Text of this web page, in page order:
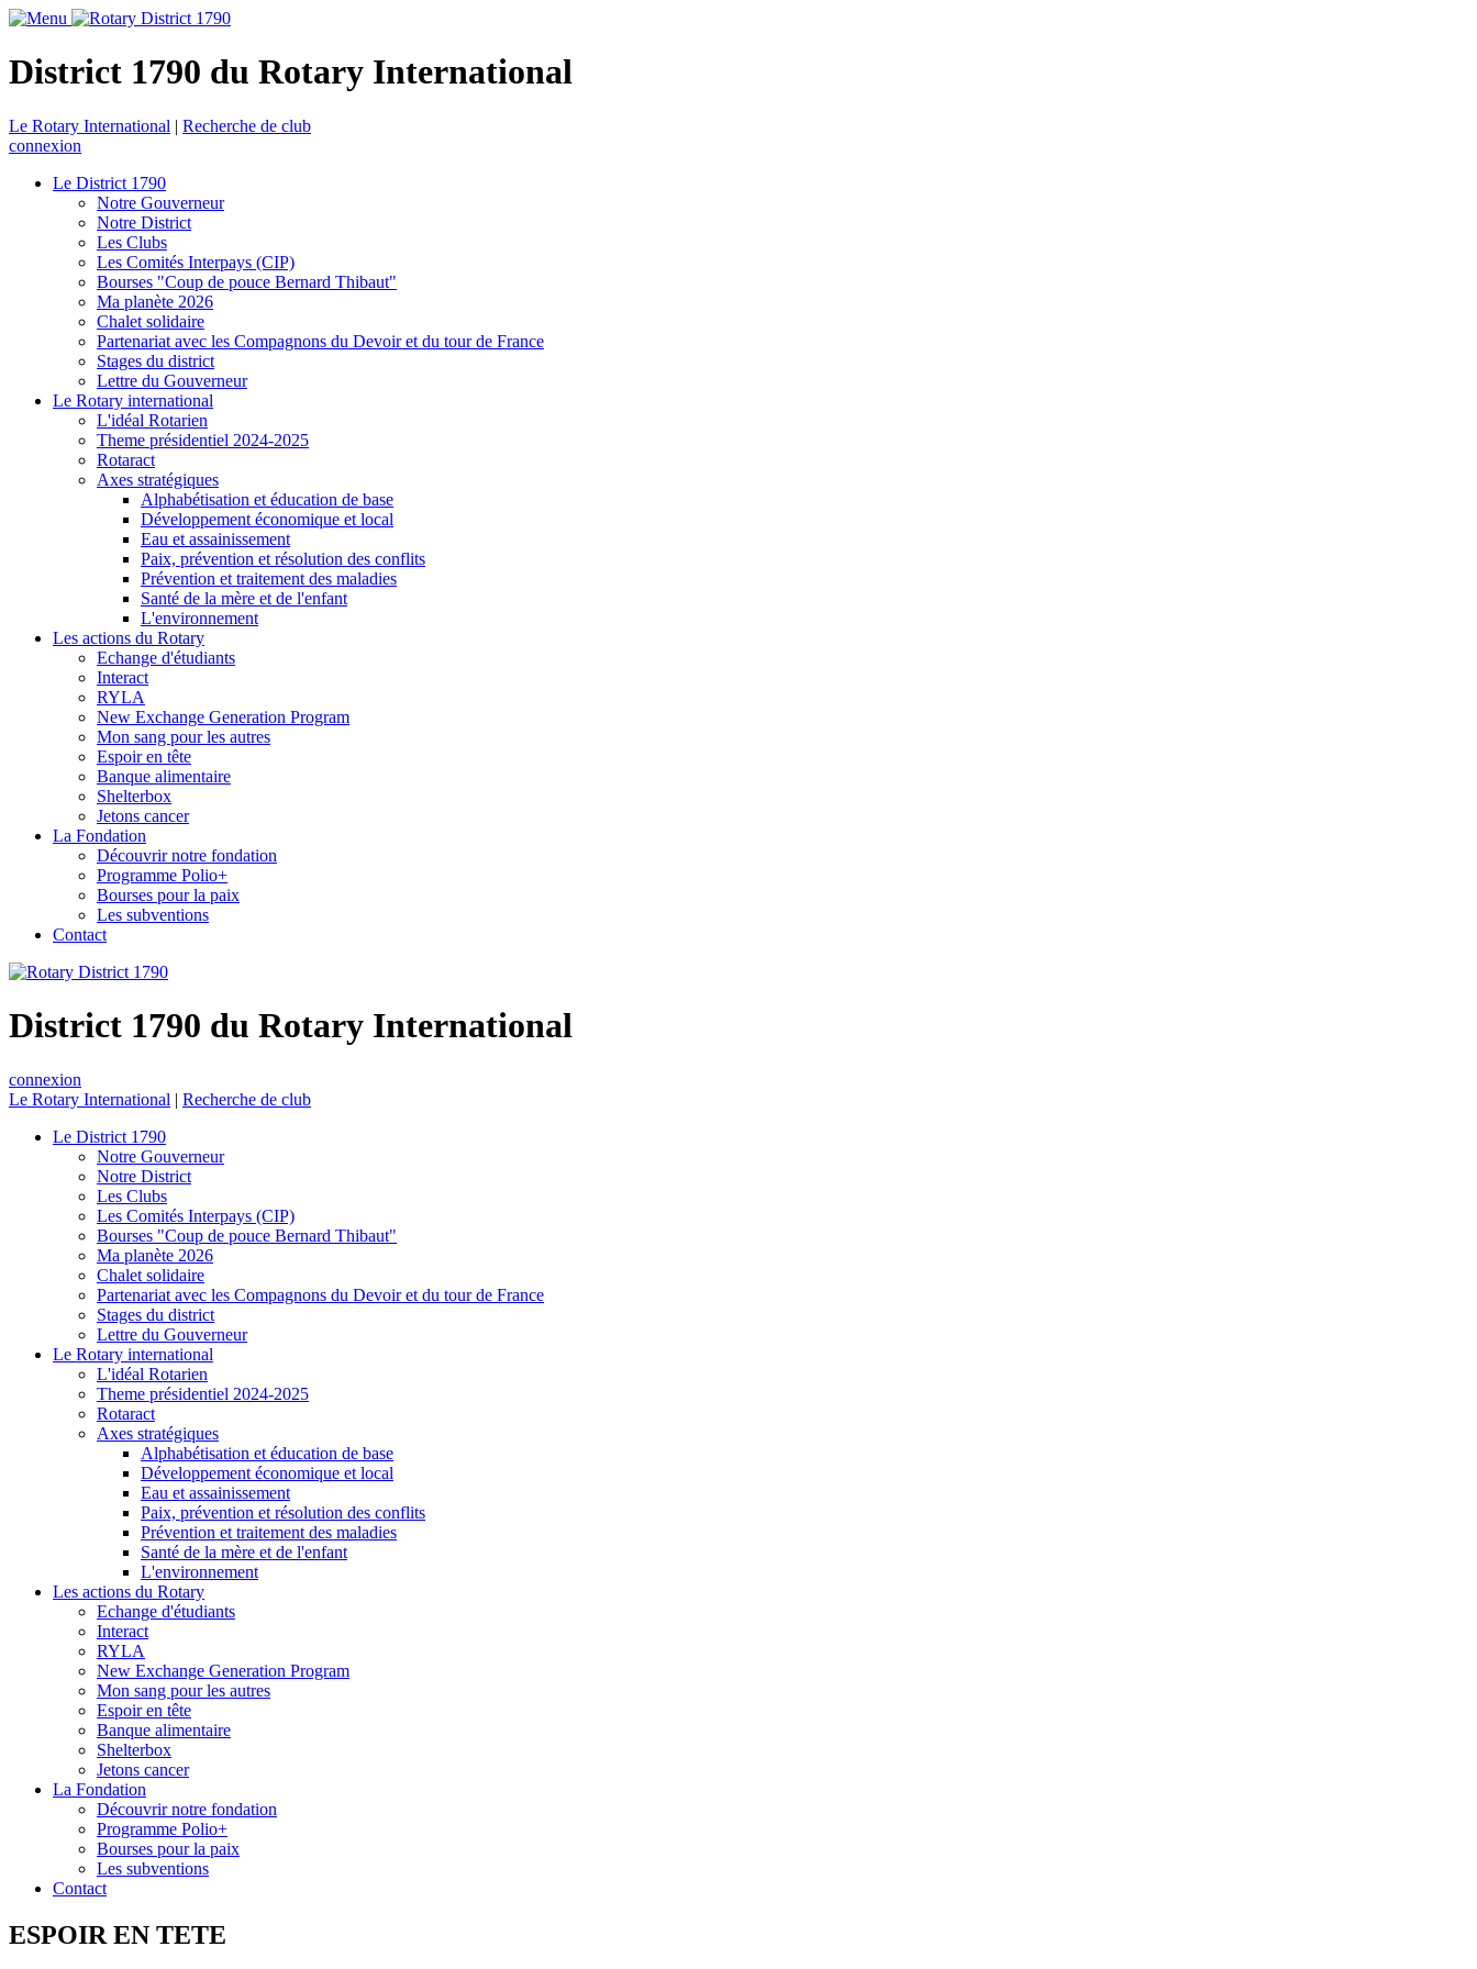
District 1790 du Rotary International
Le Rotary International | Recherche de club
connexion
Le District 1790
Notre Gouverneur
Notre District
Les Clubs
Les Comités Interpays (CIP)
Bourses "Coup de pouce Bernard Thibaut"
Ma planète 2026
Chalet solidaire
Partenariat avec les Compagnons du Devoir et du tour de France
Stages du district
Lettre du Gouverneur
Le Rotary international
L'idéal Rotarien
Theme présidentiel 2024-2025
Rotaract
Axes stratégiques
Alphabétisation et éducation de base
Développement économique et local
Eau et assainissement
Paix, prévention et résolution des conflits
Prévention et traitement des maladies
Santé de la mère et de l'enfant
L'environnement
Les actions du Rotary
Echange d'étudiants
Interact
RYLA
New Exchange Generation Program
Mon sang pour les autres
Espoir en tête
Banque alimentaire
Shelterbox
Jetons cancer
La Fondation
Découvrir notre fondation
Programme Polio+
Bourses pour la paix
Les subventions
Contact
District 1790 du Rotary International
connexion
Le Rotary International | Recherche de club
Le District 1790
Notre Gouverneur
Notre District
Les Clubs
Les Comités Interpays (CIP)
Bourses "Coup de pouce Bernard Thibaut"
Ma planète 2026
Chalet solidaire
Partenariat avec les Compagnons du Devoir et du tour de France
Stages du district
Lettre du Gouverneur
Le Rotary international
L'idéal Rotarien
Theme présidentiel 2024-2025
Rotaract
Axes stratégiques
Alphabétisation et éducation de base
Développement économique et local
Eau et assainissement
Paix, prévention et résolution des conflits
Prévention et traitement des maladies
Santé de la mère et de l'enfant
L'environnement
Les actions du Rotary
Echange d'étudiants
Interact
RYLA
New Exchange Generation Program
Mon sang pour les autres
Espoir en tête
Banque alimentaire
Shelterbox
Jetons cancer
La Fondation
Découvrir notre fondation
Programme Polio+
Bourses pour la paix
Les subventions
Contact
ESPOIR EN TETE